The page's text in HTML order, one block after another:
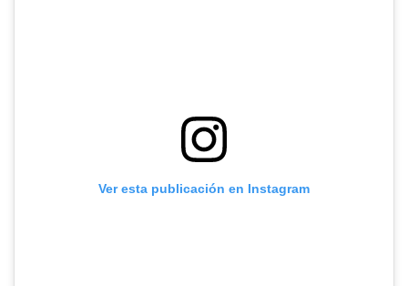
Ver esta publicación en Instagram